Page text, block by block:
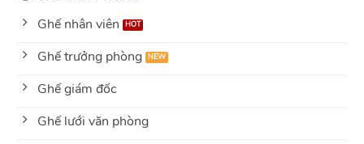
Ghế nhân viên
Ghế trưởng phòng
Ghế giám đốc
Ghế lưới văn phòng